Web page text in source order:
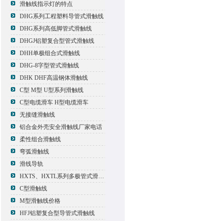
滑触线指示灯的特点
DHG系列工程塑料导管式滑触线
DHG系列高低脚管式滑触线
DHGJ铝塑复合型管式滑触线
DHH单极组合式滑触线
DHG-8字型管式滑触线
DHK DHF高温钢体滑触线
C型 M型 U型系列滑触线
C型电缆滑车 H型电缆滑车
无接缝滑触线
铝合金外壳安全滑触线厂家电话
柔性组合滑触线
弯弧滑触线
滑线导轨
HXTS、HXTL系列多极管式滑触线报价
C型滑触线
M型滑触线价格
HFJ铝塑复合型导管式滑触线